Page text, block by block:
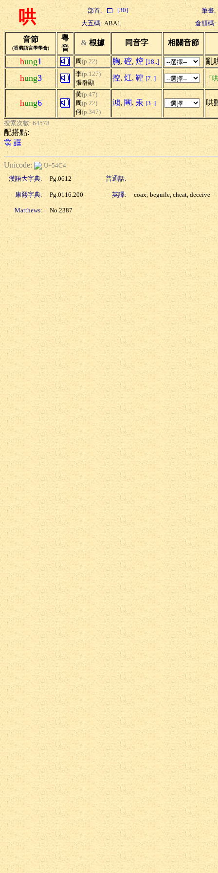
哄 部首: [30]
筆畫:
大五碼: ABA1 倉頡碼:
音節
(香港語言學學會)
粵
音
& 根據 同音字 相關音節
hung1 周(p.22) 胸, 硿, 焢 [18..] 亂
hung3 李(p.127)
張群顯
控, 灴, 鞚 [7..] 「
hung6
黃(p.47)
周(p.22)
何(p.347)
澒, 闀, 汞 [3..] 哄
搜索次數: 64578
配搭點:
翕 誆
Unicode:
U+54C4
漢語大字典:
Pg.0612 普通話:
康熙字典: Pg.0116.200 英譯: coax; beguile, cheat, deceive
Matthews: No.2387